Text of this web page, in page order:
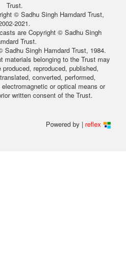
Trust.
© Sadhu Singh Hamdard Trust,
2021.
are Copyright © Sadhu Singh
Trust.
Singh Hamdard Trust, 1984.
materials belonging to the Trust may
reproduced, published,
converted, performed,
or optical means or
written consent of the Trust.
Powered by | reflex